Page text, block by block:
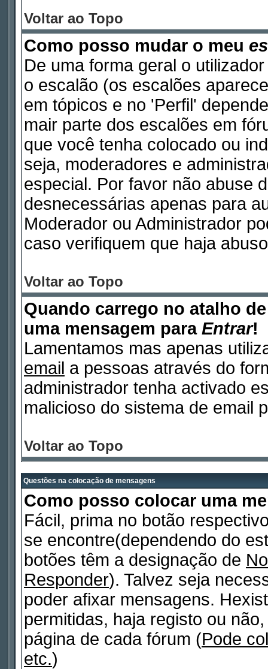
Voltar ao Topo
Como posso mudar o meu
De uma forma geral o
o escalão (os escalões
em tópicos e no 'Perfil'
mair parte dos escalões em
que você tenha colocado ou
seja, moderadores e
especial. Por favor não abuse
desnecessárias apenas para
Moderador ou Administrador
caso verifiquem que haja
Voltar ao Topo
Quando carrego no atalho
uma mensagem para Entrar!
Lamentamos mas apenas
email a pessoas através do
administrador tenha activado
malicioso do sistema de email
Voltar ao Topo
Questões na colocação de mensagens
Como posso colocar uma
Fácil, prima no botão
se encontre(dependendo do
botões têm a designação de
Responder). Talvez seja
poder afixar mensagens.
permitidas, haja registo ou
página de cada fórum (Pode
etc.)